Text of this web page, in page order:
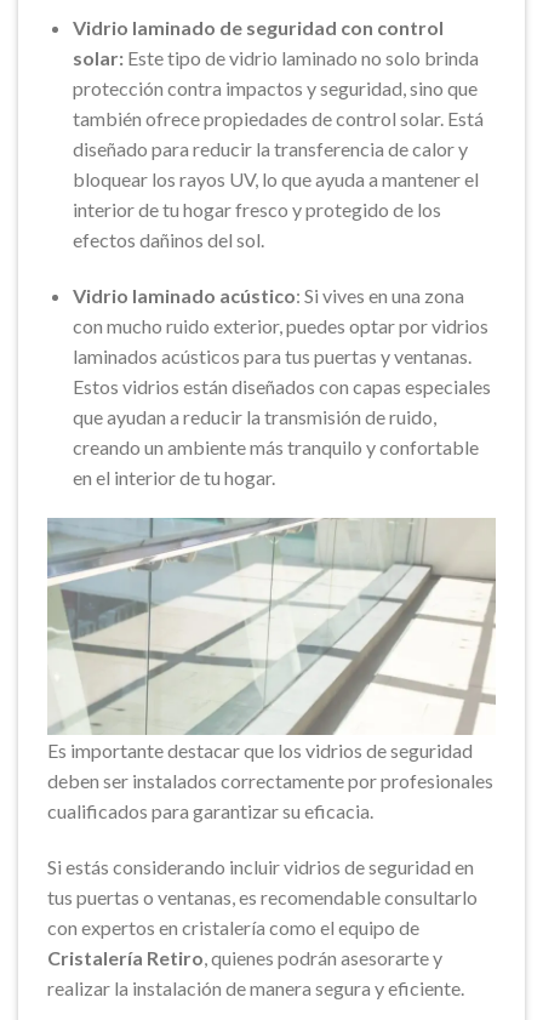
Vidrio laminado de seguridad con control
solar:Este tipo de vidrio laminado no solo brinda
protección contra impactos y seguridad, sino que
también ofrece propiedades de control solar. Está
diseñado para reducir la transferencia de calor y
bloquear los rayos UV, lo que ayuda a mantener el
interior de tu hogar fresco y protegido de los
efectos dañinos del sol.
Vidrio laminado acústico: Si vives en una zona
con mucho ruido exterior, puedes optar por vidrios
laminados acústicos para tus puertas y ventanas.
Estos vidrios están diseñados con capas especiales
que ayudan a reducir la transmisión de ruido,
creando un ambiente más tranquilo y confortable
en el interior de tu hogar.
Es importante destacar que los vidrios de seguridad
deben ser instalados correctamente por profesionales
cualificados para garantizar su eficacia.
Si estás considerando incluir vidrios de seguridad en
tus puertas o ventanas, es recomendable consultarlo
con expertos en cristalería como el equipo de
Cristalería Retiro , quienes podrán asesorarte y
realizar la instalación de manera segura y eficiente.